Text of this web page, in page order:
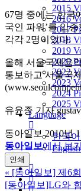
2015
2016
2017
2018
2019
2020
2022
2023
2024
2025
Language
한국어
English
67명 중에는 한국
국인 파워’를 입
각각 2명이었다.
올해 서울국제음
통보하고 서울국
유윤종 기자
동아일보 2010년
동아일보에서 보
인쇄
« [동아일보] 제6
[동아일보]LG와